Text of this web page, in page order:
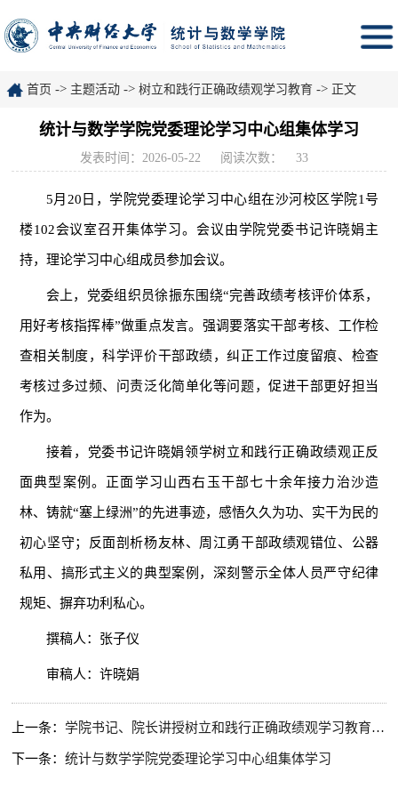
首页 -> 主题活动 -> 树立和践行正确政绩观学习教育 -> 正文
统计与数学学院党委理论学习中心组集体学习
发表时间：2026-05-22 阅读次数： 33
5月20日，学院党委理论学习中心组在沙河校区学院1号
楼102会议室召开集体学习。会议由学院党委书记许晓娟主
持，理论学习中心组成员参加会议。
会上，党委组织员徐振东围绕“完善政绩考核评价体系，
用好考核指挥棒”做重点发言。强调要落实干部考核、工作检
查相关制度，科学评价干部政绩，纠正工作过度留痕、检查
考核过多过频、问责泛化简单化等问题，促进干部更好担当
作为。
接着，党委书记许晓娟领学树立和践行正确政绩观正反
面典型案例。正面学习山西右玉干部七十余年接力治沙造
林、铸就“塞上绿洲”的先进事迹，感悟久久为功、实干为民的
初心坚守；反面剖析杨友林、周江勇干部政绩观错位、公器
私用、搞形式主义的典型案例，深刻警示全体人员严守纪律
规矩、摒弃功利私心。
撰稿人：张子仪
审稿人：许晓娟
上一条：学院书记、院长讲授树立和践行正确政绩观学习教育专题党课 ​
下一条：统计与数学学院党委理论学习中心组集体学习